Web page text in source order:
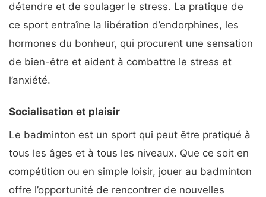
détendre et de soulager le stress. La pratique de
ce sport entraîne la libération d’endorphines, les
hormones du bonheur, qui procurent une sensation
de bien-être et aident à combattre le stress et
l’anxiété.
Socialisation et plaisir
Le badminton est un sport qui peut être pratiqué à
tous les âges et à tous les niveaux. Que ce soit en
compétition ou en simple loisir, jouer au badminton
offre l’opportunité de rencontrer de nouvelles